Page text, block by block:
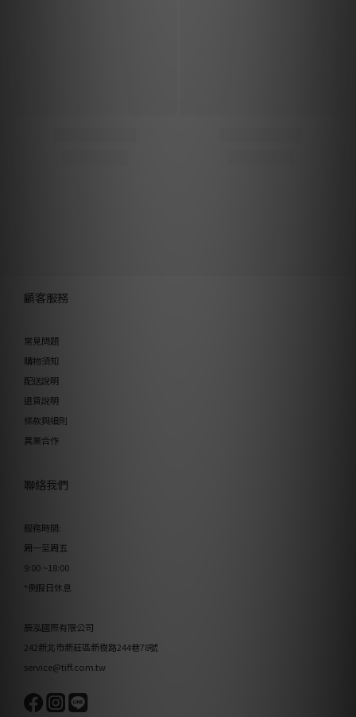
顧客服務
常見問題
購物須知
配送說明
退貨說明
條款與細則
異業合作
聯絡我們
服務時間:
周一至周五
9:00 ~18:00
*例假日休息
辰泓國際有限公司
242新北市新莊區新樹路244巷78號
service@tiff.com.tw